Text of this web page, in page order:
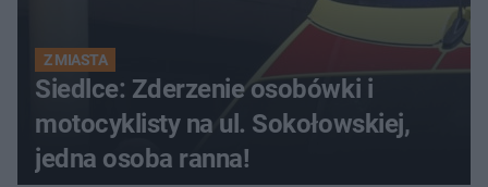
Z MIASTA
Siedlce: Zderzenie osobówki i
motocyklisty na ul. Sokołowskiej,
jedna osoba ranna!